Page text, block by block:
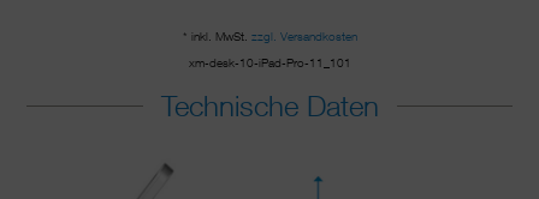
* inkl. MwSt. zzgl. Versandkosten
xm-desk-10-iPad-Pro-11_101
Technische Daten